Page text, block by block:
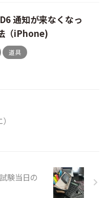
通知が来なくなっ
（iPhone)
道具
験当日の